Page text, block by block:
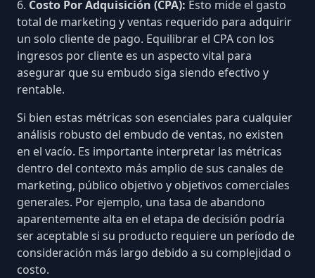
Costo Por Adquisición (CPA): Esto mide el gasto
total de marketing y ventas requerido para adquirir
un solo cliente de pago. Equilibrar el CPA con los
ingresos por cliente es un aspecto vital para
asegurar que su embudo siga siendo efectivo y
rentable.
Si bien estas métricas son esenciales para cualquier
análisis robusto del embudo de ventas, no existen
en el vacío. Es importante interpretar las métricas
dentro del contexto más amplio de sus canales de
marketing, público objetivo y objetivos comerciales
generales. Por ejemplo, una tasa de abandono
aparentemente alta en el etapa de decisión podría
ser aceptable si su producto requiere un período de
consideración más largo debido a su complejidad o
costo.